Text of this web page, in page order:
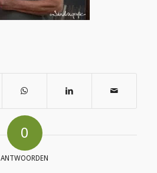
0
ANTWOORDEN